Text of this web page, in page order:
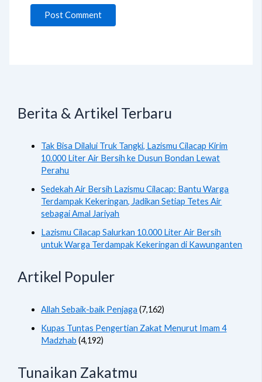
Berita & Artikel Terbaru
Tak Bisa Dilalui Truk Tangki, Lazismu Cilacap Kirim
10.000 Liter Air Bersih ke Dusun Bondan Lewat
Perahu
Sedekah Air Bersih Lazismu Cilacap: Bantu Warga
Terdampak Kekeringan, Jadikan Setiap Tetes Air
sebagai Amal Jariyah
Lazismu Cilacap Salurkan 10.000 Liter Air Bersih
untuk Warga Terdampak Kekeringan di Kawunganten
Artikel Populer
Allah Sebaik-baik Penjaga (7,162)
Kupas Tuntas Pengertian Zakat Menurut Imam 4
Madzhab (4,192)
Tunaikan Zakatmu